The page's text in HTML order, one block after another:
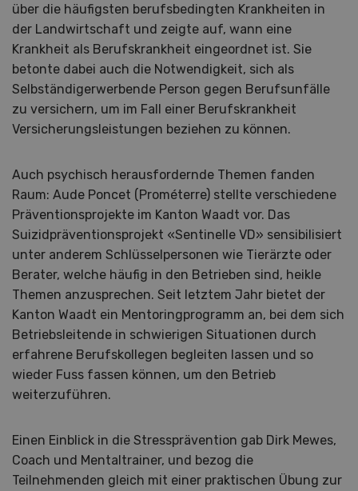
über die häufigsten berufsbedingten Krankheiten in
der Landwirtschaft und zeigte auf, wann eine
Krankheit als Berufskrankheit eingeordnet ist. Sie
betonte dabei auch die Notwendigkeit, sich als
Selbständigerwerbende Person gegen Berufsunfälle
zu versichern, um im Fall einer Berufskrankheit
Versicherungsleistungen beziehen zu können.
Auch psychisch herausfordernde Themen fanden
Raum: Aude Poncet (Prométerre) stellte verschiedene
Präventionsprojekte im Kanton Waadt vor. Das
Suizidpräventionsprojekt «Sentinelle VD» sensibilisiert
unter anderem Schlüsselpersonen wie Tierärzte oder
Berater, welche häufig in den Betrieben sind, heikle
Themen anzusprechen. Seit letztem Jahr bietet der
Kanton Waadt ein Mentoringprogramm an, bei dem sich
Betriebsleitende in schwierigen Situationen durch
erfahrene Berufskollegen begleiten lassen und so
wieder Fuss fassen können, um den Betrieb
weiterzuführen.
Einen Einblick in die Stressprävention gab Dirk Mewes,
Coach und Mentaltrainer, und bezog die
Teilnehmenden gleich mit einer praktischen Übung zur